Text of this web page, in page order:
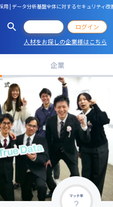
| データ分析基盤全体に対するセキュリティ
ログイン
人材をお探しの企業様はこちら
企業
マッチ率